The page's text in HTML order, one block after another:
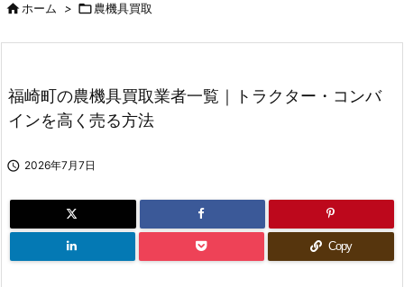


ホーム > 農機具買取
福崎町の農機具買取業者一覧｜トラクター・コンバ
インを高く売る方法
 2026年7月7日
Copy